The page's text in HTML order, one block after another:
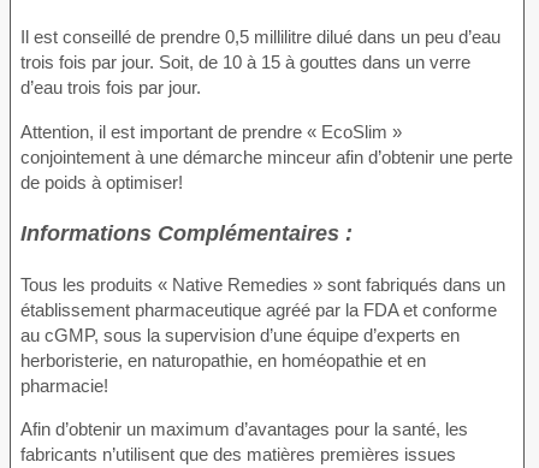
Il est conseillé de prendre 0,5 millilitre dilué dans un peu d’eau
trois fois par jour. Soit, de 10 à 15 à gouttes dans un verre
d’eau trois fois par jour.
Attention, il est important de prendre « EcoSlim »
conjointement à une démarche minceur afin d’obtenir une perte
de poids à optimiser!
Informations Complémentaires :
Tous les produits « Native Remedies » sont fabriqués dans un
établissement pharmaceutique agréé par la FDA et conforme
au cGMP, sous la supervision d’une équipe d’experts en
herboristerie, en naturopathie, en homéopathie et en
pharmacie!
Afin d’obtenir un maximum d’avantages pour la santé, les
fabricants n’utilisent que des matières premières issues